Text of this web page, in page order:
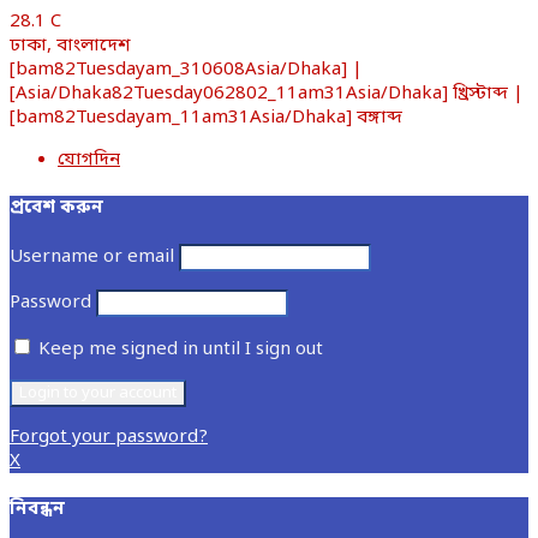
28.1 C
ঢাকা, বাংলাদেশ
[bam82Tuesdayam_310608Asia/Dhaka] |
[Asia/Dhaka82Tuesday062802_11am31Asia/Dhaka] খ্রিস্টাব্দ |
[bam82Tuesdayam_11am31Asia/Dhaka] বঙ্গাব্দ
যোগদিন
প্রবেশ করুন
Username or email
Password
Keep me signed in until I sign out
Forgot your password?
X
নিবন্ধন